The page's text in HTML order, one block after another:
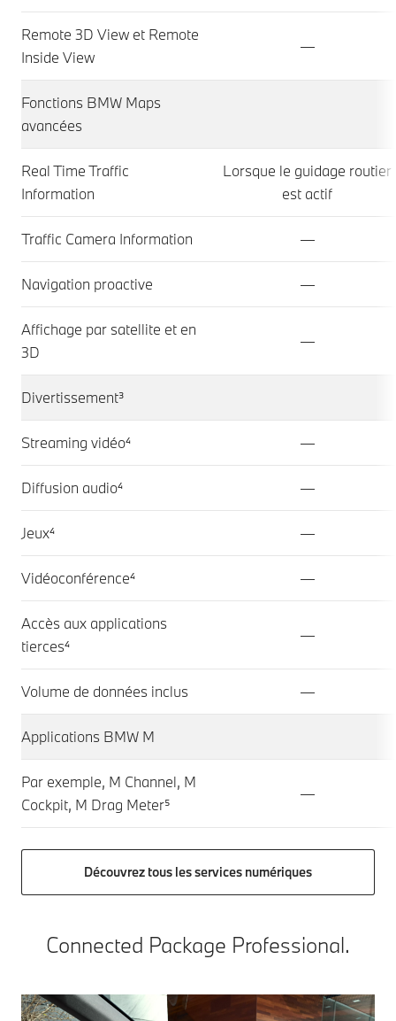
Remote 3D View et Remote
Inside View
—
Fonctions BMW Maps
avancées
Real Time Traffic
Information
Lorsque le guidage routier
est actif
Traffic Camera Information —
Navigation proactive —
Affichage par satellite et en
3D
—
Divertissement³
Streaming vidéo⁴ —
Diffusion audio⁴ —
Jeux⁴ —
Vidéoconférence⁴ —
Accès aux applications
tierces⁴
—
Volume de données inclus —
Applications BMW M
Par exemple, M Channel, M
Cockpit, M Drag Meter⁵
—
Découvrez tous les services numériques
Connected Package Professional.